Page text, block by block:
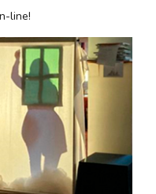
line!